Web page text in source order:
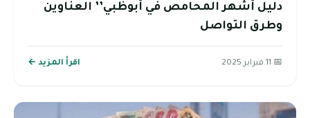
دليل أشهر المحامص في أبوظبي’’ العناوين
وطرق التواصل
📅 11 فبراير 2025 اقرأ المزيد ←